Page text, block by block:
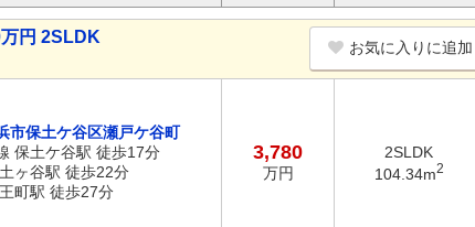
円 2SLDK
お気に入りに追加
市保土ケ谷区瀬戸ケ谷町
保土ケ谷駅 徒歩17分
ヶ谷駅 徒歩22分
町駅 徒歩27分
3,780
万円
2SLDK
104.34m2